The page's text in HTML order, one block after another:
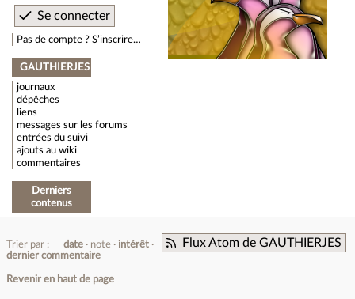
Pas de compte ? S’inscrire…
GAUTHIERJES
journaux
dépêches
liens
messages sur les forums
entrées du suivi
ajouts au wiki
commentaires
Derniers
contenus
Flux Atom de GAUTHIERJES
Trier par : date note
intérêt
dernier commentaire
Revenir en haut de page